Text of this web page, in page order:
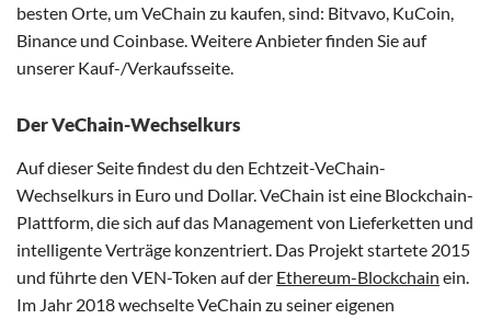
besten Orte, um VeChain zu kaufen, sind: Bitvavo, KuCoin,
Binance und Coinbase. Weitere Anbieter finden Sie auf
unserer Kauf-/Verkaufsseite.
Der VeChain-Wechselkurs
Auf dieser Seite findest du den Echtzeit-VeChain-
Wechselkurs in Euro und Dollar. VeChain ist eine Blockchain-
Plattform, die sich auf das Management von Lieferketten und
intelligente Verträge konzentriert. Das Projekt startete 2015
und führte den VEN-Token auf der Ethereum-Blockchain ein.
Im Jahr 2018 wechselte VeChain zu seiner eigenen